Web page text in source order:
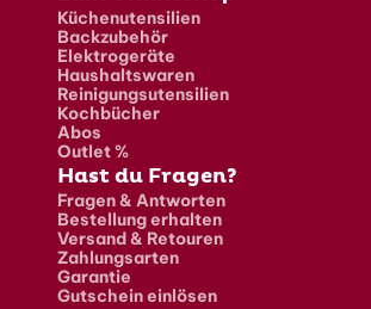
Küchenutensilien
Backzubehör
Elektrogeräte
Haushaltswaren
Reinigungsutensilien
Kochbücher
Abos
Outlet %
Hast du Fragen?
Fragen & Antworten
Bestellung erhalten
Versand & Retouren
Zahlungsarten
Garantie
Gutschein einlösen